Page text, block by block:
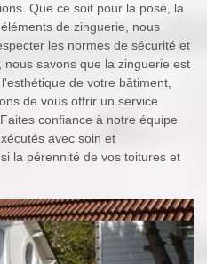
Que ce soit pour la pose, la
de zinguerie, nous
les normes de sécurité et
savons que la zinguerie est
de votre bâtiment,
de vous offrir un service
confiance à notre équipe
avec soin et
la pérennité de vos toitures et